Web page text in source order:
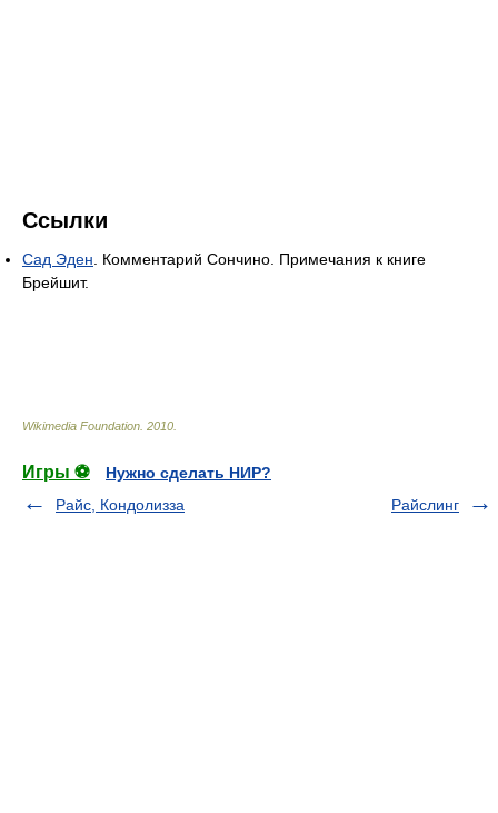
Ссылки
Сад Эден. Комментарий Сончино. Примечания к книге
Брейшит.
Wikimedia Foundation 2010
Игры ⚽
Нужно сделать НИР?
Райс, Кондолизза
Райслинг